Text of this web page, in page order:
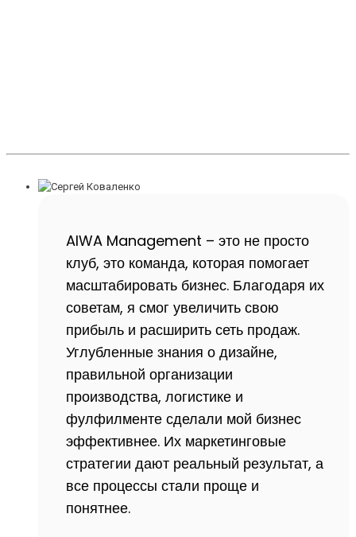
AIWA Management – это не просто
клуб, это команда, которая помогает
масштабировать бизнес. Благодаря их
советам, я смог увеличить свою
прибыль и расширить сеть продаж.
Углубленные знания о дизайне,
правильной организации
производства, логистике и
фулфилменте сделали мой бизнес
эффективнее. Их маркетинговые
стратегии дают реальный результат, а
все процессы стали проще и
понятнее.